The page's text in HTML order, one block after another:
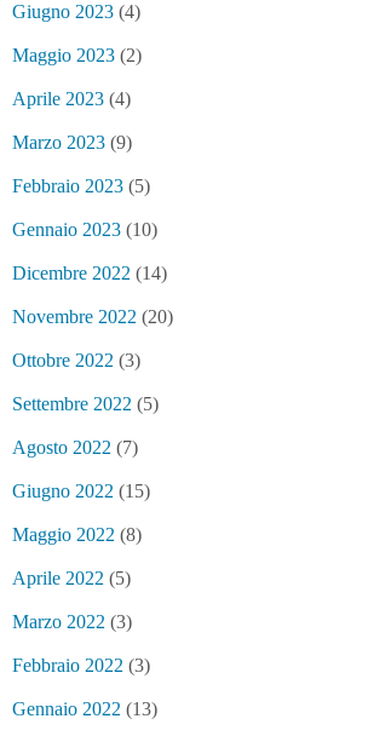
Giugno 2023 (4)
Maggio 2023 (2)
Aprile 2023 (4)
Marzo 2023 (9)
Febbraio 2023 (5)
Gennaio 2023 (10)
Dicembre 2022 (14)
Novembre 2022 (20)
Ottobre 2022 (3)
Settembre 2022 (5)
Agosto 2022 (7)
Giugno 2022 (15)
Maggio 2022 (8)
Aprile 2022 (5)
Marzo 2022 (3)
Febbraio 2022 (3)
Gennaio 2022 (13)